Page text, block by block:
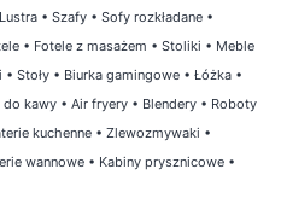
Lustra • Szafy • Sofy rozkładane •
• Fotele z masażem • Stoliki • Meble
• Stoły • Biurka gamingowe • Łóżka •
do kawy • Air fryery • Blendery • Roboty
kuchenne • Zlewozmywaki •
wannowe • Kabiny prysznicowe •